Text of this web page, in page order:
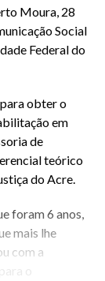
Moura, 28
Social
Federal do
obter o
em
de
teórico
do Acre.
foram 6 anos,
mais lhe
com a